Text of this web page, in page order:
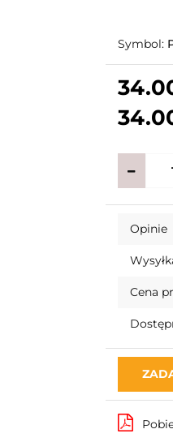
Symbol:
Opinie
Cena